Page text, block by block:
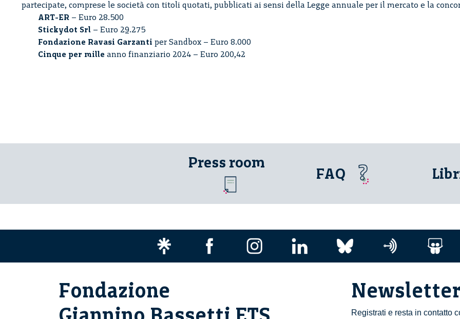
partecipate, comprese le società con titoli quotati, pubblicati ai sensi della Legge annuale per il mercato e la
ART-ER – Euro 28.500
Stickydot Srl – Euro 29.275
Fondazione Ravasi Garzanti per Sandbox – Euro 8.000
Cinque per mille anno finanziario 2024 – Euro 200,42
Press room
FAQ
Registrati e resta in contatto
Fondazione